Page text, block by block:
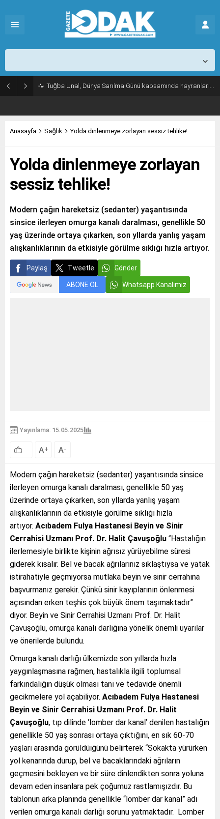
Tuğba Ünal, Dünya Sarılma Günü kapsamında hayranlarıyla buluştu
Anasayfa Sağlık Yolda dinlenmeye zorlayan sessiz tehlike!
Yolda dinlenmeye zorlayan
sessiz tehlike!
Modern çağın hareketsiz (sedanter) yaşantısında
sinsice ilerleyen omurga kanalı daralması, genellikle 50
yaş üzerinde ortaya çıkarken, son yllarda yanlış yaşam
alışkanlıklarının da etkisiyle görülme sıklığı hızla artıyor.
Paylaş Tweetle Gönder
ABONE OL Whatsapp Kanalımız
Yayınlama: 15.05.2025
A+ A-
Modern çağın hareketsiz (sedanter) yaşantısında sinsice
ilerleyen omurga kanalı daralması, genellikle 50 yaş
üzerinde ortaya çıkarken, son yllarda yanlış yaşam
alışkanlıklarının da etkisiyle görülme sıklığı hızla
artıyor. Acıbadem Fulya Hastanesi Beyin ve Sinir
Cerrahisi Uzmanı Prof. Dr. Halit Çavuşoğlu “Hastalığın
ilerlemesiyle birlikte kişinin ağrısız yürüyebilme süresi
giderek kısalır. Bel ve bacak ağrılarınız sıklaştıysa ve yatak
istirahatiyle geçmiyorsa mutlaka beyin ve sinir cerrahına
başvurmanız gerekir. Çünkü sinir kayıplarının önlenmesi
açısından erken teşhis çok büyük önem taşımaktadır”
diyor. Beyin ve Sinir Cerrahisi Uzmanı Prof. Dr. Halit
Çavuşoğlu, omurga kanalı darlığına yönelik önemli uyarılar
ve önerilerde bulundu.
Omurga kanalı darlığı ülkemizde son yıllarda hızla
yaygınlaşmasına rağmen, hastalıkla ilgili toplumsal
farkındalığın düşük olması tanı ve tedavide önemli
gecikmelere yol açabiliyor. Acıbadem Fulya Hastanesi
Beyin ve Sinir Cerrahisi Uzmanı Prof. Dr. Halit
Çavuşoğlu, tıp dilinde ‘lomber dar kanal’ denilen hastalığın
genellikle 50 yaş sonrası ortaya çıktığını, en sık 60-70
yaşları arasında görüldüığünü belirterek “Sokakta yürürken
yol kenarında durup, bel ve bacaklarındaki ağrıların
geçmesini bekleyen ve bir süre dinlendikten sonra yoluna
devam eden insanlara pek çoğumuz rastlamışızdır. Bu
tablonun arka planında genellikle “lomber dar kanal” adı
verilen omurga kanalı darlığı sorunu yatmaktadır. Lomber